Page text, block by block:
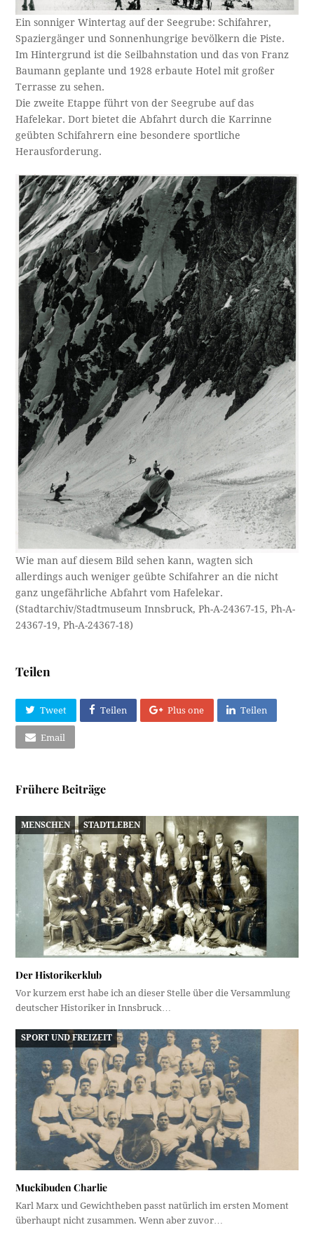
Ein sonniger Wintertag auf der Seegrube: Schifahrer,
Spaziergänger und Sonnenhungrige bevölkern die Piste.
Im Hintergrund ist die Seilbahnstation und das von Franz
Baumann geplante und 1928 erbaute Hotel mit großer
Terrasse zu sehen.
Die zweite Etappe führt von der Seegrube auf das
Hafelekar. Dort bietet die Abfahrt durch die Karrinne
geübten Schifahrern eine besondere sportliche
Herausforderung.
Wie man auf diesem Bild sehen kann, wagten sich
allerdings auch weniger geübte Schifahrer an die nicht
ganz ungefährliche Abfahrt vom Hafelekar.
(Stadtarchiv/Stadtmuseum Innsbruck, Ph-A-24367-15, Ph-A-
24367-19, Ph-A-24367-18)
Teilen
Tweet Teilen Plus one Teilen
Email
Frühere Beiträge
MENSCHEN STADTLEBEN
Der Historikerklub
Vor kurzem erst habe ich an dieser Stelle über die Versammlung
deutscher Historiker in Innsbruck…
SPORT UND FREIZEIT
Muckibuden Charlie
Karl Marx und Gewichtheben passt natürlich im ersten Moment
überhaupt nicht zusammen. Wenn aber zuvor…